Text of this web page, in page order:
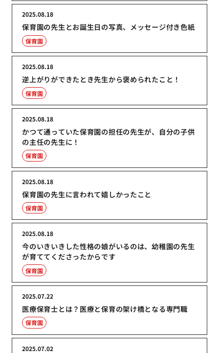
保育園の先生とお誕生日の写真、メッセージ付き色紙
2025.08.18
保育園
逆上がりができたとき先生から褒められたこと！
2025.08.18
保育園
かつて通っていた保育園の担任の先生が、自分の子供
の主任の先生に！
2025.08.18
保育園
保育園の先生に言われて嬉しかったこと
2025.08.18
保育園
今のいきいきした性格の娘がいるのは、幼稚園の先生
が育ててくださったからです
2025.08.18
保育園
医療保育士とは？医療と保育の架け橋となる専門職
2025.07.22
保育園
2025.07.02